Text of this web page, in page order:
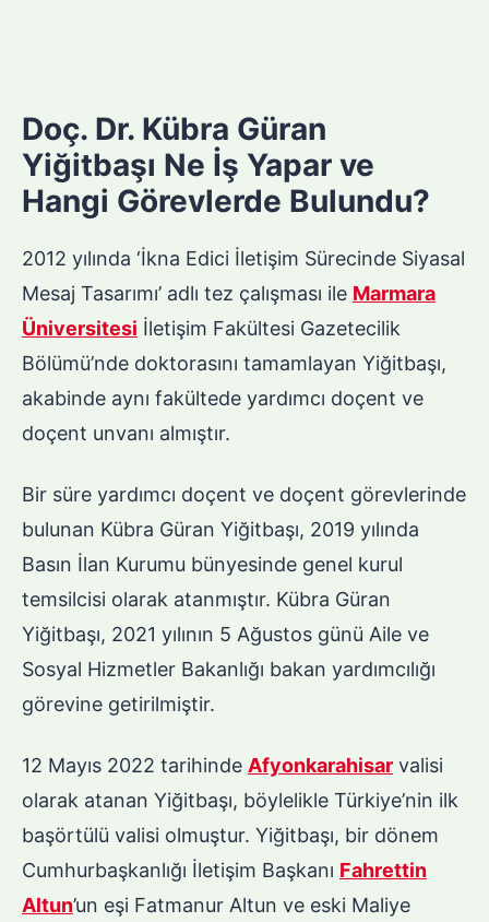
Doç. Dr. Kübra Güran
Yiğitbaşı Ne İş Yapar ve
Hangi Görevlerde Bulundu?
2012 yılında ‘İkna Edici İletişim Sürecinde Siyasal
Mesaj Tasarımı’ adlı tez çalışması ile Marmara
Üniversitesi İletişim Fakültesi Gazetecilik
Bölümü’nde doktorasını tamamlayan Yiğitbaşı,
akabinde aynı fakültede yardımcı doçent ve
doçent unvanı almıştır.
Bir süre yardımcı doçent ve doçent görevlerinde
bulunan Kübra Güran Yiğitbaşı, 2019 yılında
Basın İlan Kurumu bünyesinde genel kurul
temsilcisi olarak atanmıştır. Kübra Güran
Yiğitbaşı, 2021 yılının 5 Ağustos günü Aile ve
Sosyal Hizmetler Bakanlığı bakan yardımcılığı
görevine getirilmiştir.
12 Mayıs 2022 tarihinde Afyonkarahisar valisi
olarak atanan Yiğitbaşı, böylelikle Türkiye’nin ilk
başörtülü valisi olmuştur. Yiğitbaşı, bir dönem
Cumhurbaşkanlığı İletişim Başkanı Fahrettin
Altun’un eşi Fatmanur Altun ve eski Maliye